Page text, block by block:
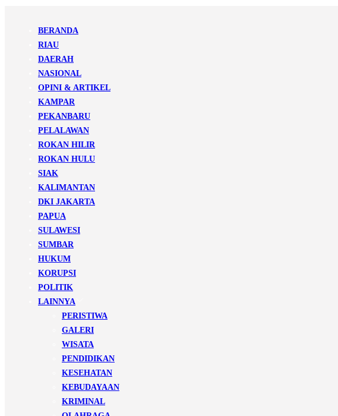
BERANDA
RIAU
DAERAH
NASIONAL
OPINI & ARTIKEL
KAMPAR
PEKANBARU
PELALAWAN
ROKAN HILIR
ROKAN HULU
SIAK
KALIMANTAN
DKI JAKARTA
PAPUA
SULAWESI
SUMBAR
HUKUM
KORUPSI
POLITIK
LAINNYA
PERISTIWA
GALERI
WISATA
PENDIDIKAN
KESEHATAN
KEBUDAYAAN
KRIMINAL